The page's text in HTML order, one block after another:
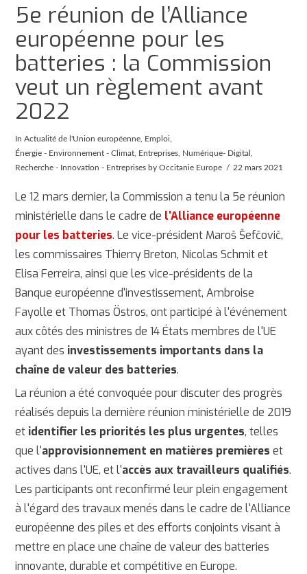
5e réunion de l’Alliance
européenne pour les
batteries : la Commission
veut un règlement avant
2022
InActualité de l'Union européenne Emploi
Énergie - Environnement - Climat Entreprises Numérique- Digital
Recherche - Innovation - Entreprises by Occitanie Europe 22 mars 2021
Le 12 mars dernier, la Commission a tenu la 5e réunion
ministérielle dans le cadre de l'Alliance européenne
pour les batteries. Le vice-président Maroš Šefčovič,
les commissaires Thierry Breton, Nicolas Schmit et
Elisa Ferreira, ainsi que les vice-présidents de la
Banque européenne d'investissement, Ambroise
Fayolle et Thomas Östros, ont participé à l'événement
aux côtés des ministres de 14 États membres de l'UE
ayant des investissements importants dans la
chaîne de valeur des batteries.
La réunion a été convoquée pour discuter des progrès
réalisés depuis la dernière réunion ministérielle de 2019
et identifier les priorités les plus urgentes, telles
que l'approvisionnement en matières premières et
actives dans l'UE, et l'accès aux travailleurs qualifiés.
Les participants ont reconfirmé leur plein engagement
à l'égard des travaux menés dans le cadre de l'Alliance
européenne des piles et des efforts conjoints visant à
mettre en place une chaîne de valeur des batteries
innovante, durable et compétitive en Europe.